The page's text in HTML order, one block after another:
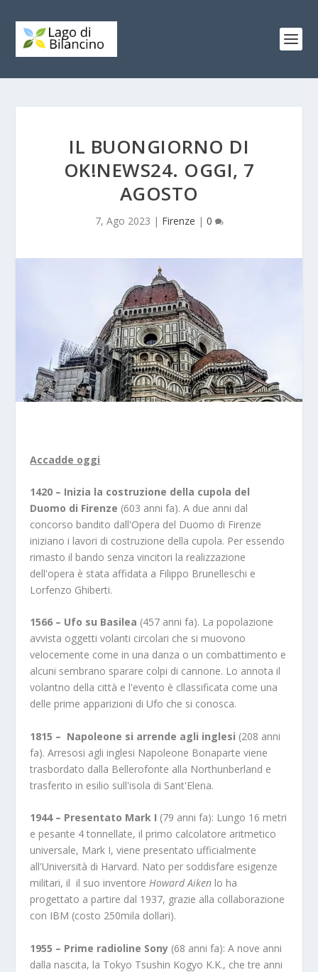
IL BUONGIORNO DI
OK!NEWS24. OGGI, 7
AGOSTO
7, Ago 2023 | Firenze | 0
Accadde oggi
1420 – Inizia la costruzione della cupola del
Duomo di Firenze (603 anni fa). A due anni dal
concorso bandito dall'Opera del Duomo di Firenze
iniziano i lavori di costruzione della cupola. Per essendo
rimasto il bando senza vincitori la realizzazione
dell'opera è stata affidata a Filippo Brunelleschi e
Lorfenzo Ghiberti.
1566 – Ufo su Basilea (457 anni fa). La popolazione
avvista oggetti volanti circolari che si muovono
velocemente come in una danza o un combattimento e
alcuni sembrano sparare colpi di cannone. Lo annota il
volantno della città e l'evento è cllassificata come una
delle prime apparizioni di Ufo che si conosca.
1815 – Napoleone si arrende agli inglesi (208 anni
fa). Arresosi agli inglesi Napoleone Bonaparte viene
trasbordato dalla Bellerofonte alla Northunberland e
trasferito in esilio sull'isola di Sant'Elena.
1944 – Presentato Mark I (79 anni fa): Lungo 16 metri
e pesante 4 tonnellate, il primo calcolatore aritmetico
universale, Mark I, viene presentato ufficialmente
all'Università di Harvard. Nato per soddisfare esigenze
militari, il il suo inventoreHoward Aiken lo ha
progettato a partire dal 1937, grazie alla collaborazione
con IBM (costo 250mila dollari).
1955 – Prime radioline Sony (68 anni fa): A nove anni
dalla nascita, la Tokyo Tsushin Kogyo K.K., che tre anni